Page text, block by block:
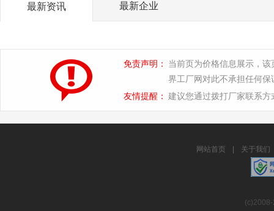
最新资讯 最新企业
免责声明：
当前页为价格信息展示，
界工厂网对此不承担任何保
友情提醒： 建议您通过拨打厂家联系
网站首页 关于我们